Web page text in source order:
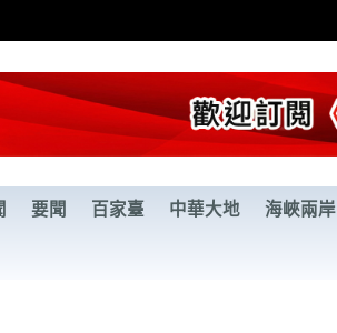
要聞 百家臺 中華大地 海峽兩岸